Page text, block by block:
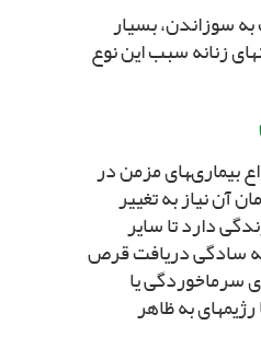
سوزاندن، بسیار
زنانه سبب این نوع
بیمارى‏هاى مزمن در
آن نیاز به تغییر
دارد تا سایر
سادگى دریافت قرص
2 هفته‏اى سرماخوردگى یا
به ظاهر